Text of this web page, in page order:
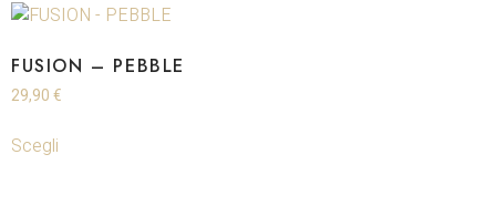
FUSION – PEBBLE
29,90 €
Scegli